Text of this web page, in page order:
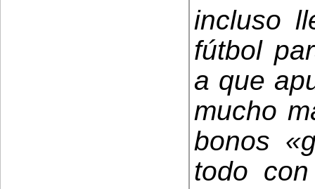
incluso
fútbol
a que
mucho
bonos
todo